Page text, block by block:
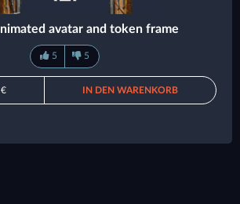
avatar and token frame
5 5
IN DEN WARENKORB